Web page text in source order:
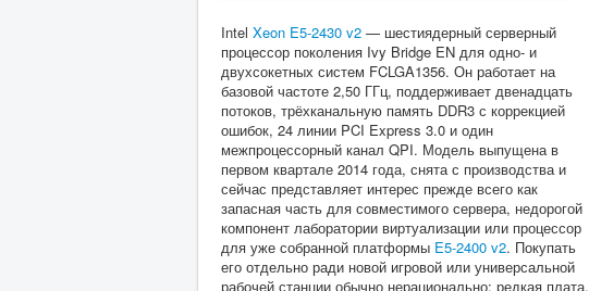
Intel Xeon E5-2430 v2 — шестиядерный серверный
процессор поколения Ivy Bridge EN для одно- и
двухсокетных систем FCLGA1356. Он работает на
базовой частоте 2,50 ГГц, поддерживает двенадцать
потоков, трёхканальную память DDR3 с коррекцией
ошибок, 24 линии PCI Express 3.0 и один
межпроцессорный канал QPI. Модель выпущена в
первом квартале 2014 года, снята с производства и
сейчас представляет интерес прежде всего как
запасная часть для совместимого сервера, недорогой
компонент лаборатории виртуализации или процессор
для уже собранной платформы E5-2400 v2. Покупать
его отдельно ради новой игровой или универсальной
рабочей станции обычно нерационально: редкая плата,